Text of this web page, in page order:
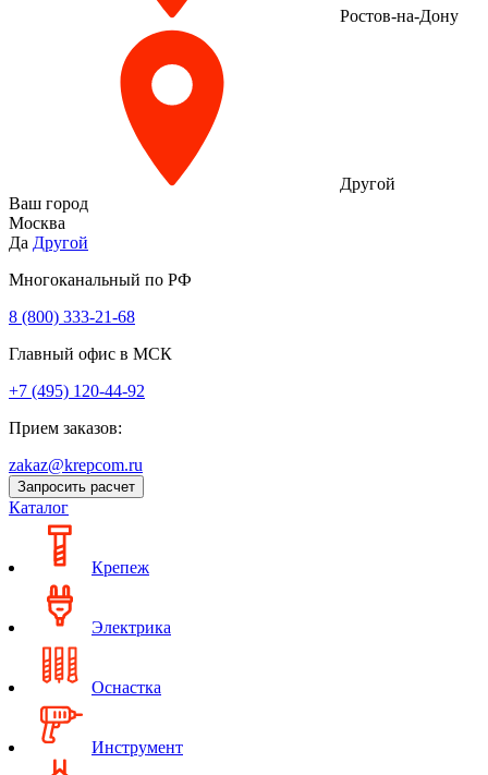
Ростов-на-Дону
Другой
Ваш город
Москва
Да Другой
Многоканальный по РФ
8 (800) 333‑21-68
Главный офис в МСК
+7 (495) 120-44-92
Прием заказов:
zakaz@krepcom.ru
Запросить расчет
Каталог
Крепеж
Электрика
Оснастка
Инструмент